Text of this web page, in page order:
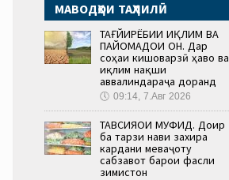
МАВОДҲОИ ТАҲЛИЛӢ
ТАҒЙИРЁБИИ ИҚЛИМ ВА
ПАЙОМАДҲОИ ОН. Дар
соҳаи кишоварзӣ ҳаво ва
иқлим нақши
аввалиндараҷа доранд
🕔 09:14, 7.Авг 2026
ТАВСИЯҲОИ МУФИД. Доир
ба тарзи нави захира
кардани меваҷоту
сабзавот барои фасли
зимистон